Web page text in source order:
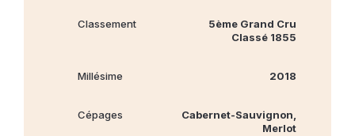
Classement
5ème Grand Cru
Classé 1855
Millésime 2018
Cépages
Cabernet‐Sauvignon,
Merlot